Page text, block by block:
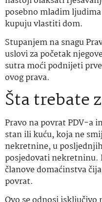
posebno mladim
kupuju vlastiti dom.
Stupanjem na snagu
uslovi za početak
sutra moći podnijeti
ovog prava.
Šta trebate
Pravo na povrat PDV-a
stan ili kuću, koja ne
nekretnine, u
posjedovati nekretninu.
članove domaćinstva
povrat.